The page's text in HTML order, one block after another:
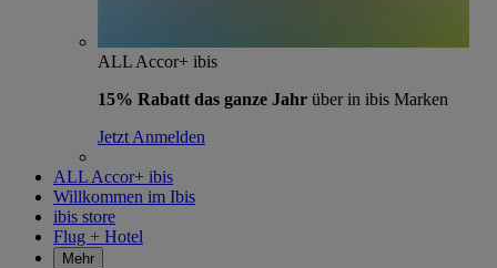
ALL Accor+ ibis
15% Rabatt das ganze Jahr über in ibis Marken
Jetzt Anmelden
ALL Accor+ ibis
Willkommen im Ibis
ibis store
Flug + Hotel
Mehr